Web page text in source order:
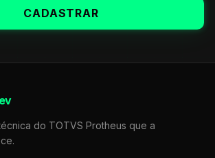
CADASTRAR
do TOTVS Protheus que a